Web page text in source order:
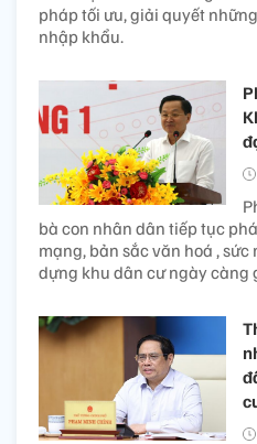
pháp tối ưu, giải quyết
nhập khẩu.
bà con nhân dân tiếp tục
mạng, bản sắc văn hoá ,
dựng khu dân cư ngày càng